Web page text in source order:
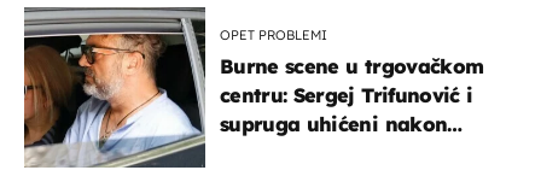
OPET PROBLEMI
Burne scene u trgovačkom
centru: Sergej Trifunović i
supruga uhićeni nakon